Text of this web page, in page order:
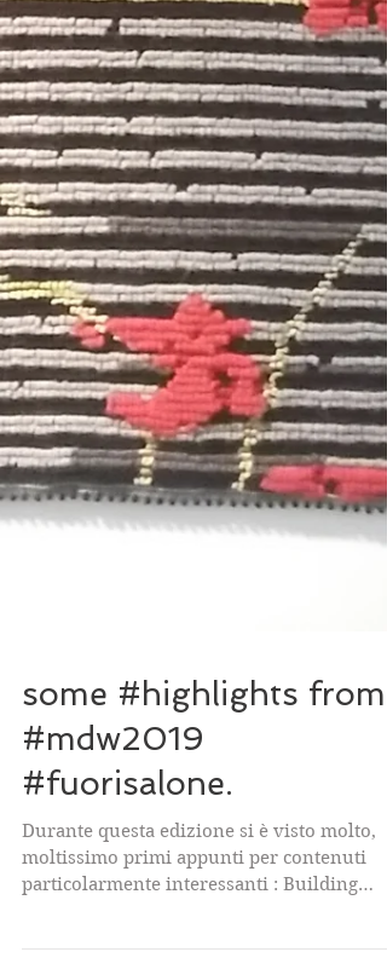
some #highlights from
#mdw2019
#fuorisalone.
Durante questa edizione si è visto molto,